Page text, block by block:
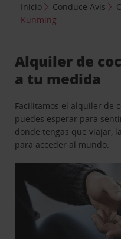
Inicio Conduce Avis
Kunming
Alquiler de
a tu medida
Facilitamos el alquiler de
puedes esperar para
donde tengas que viajar,
para acceder al mundo.